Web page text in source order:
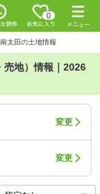
0
南太田の土地情報
売地）情報｜2026
変更
変更